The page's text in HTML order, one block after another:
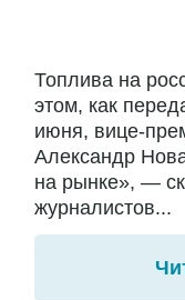
Топлива на
этом, как
июня, вице-
Александр
на рынке», —
журналистов...